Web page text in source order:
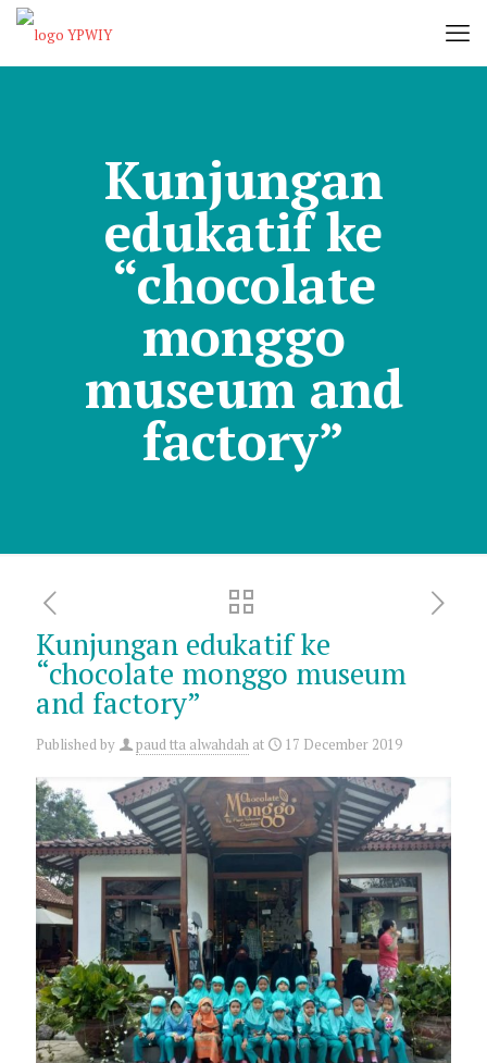
Kunjungan
edukatif ke
“chocolate
monggo
museum and
factory”
Kunjungan edukatif ke
“chocolate monggo museum
and factory”
Published by paud tta alwahdah at 17 December 2019